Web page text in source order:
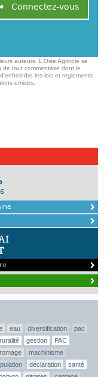
Connectez-vous
auteurs. L'Oise Agricole se
de tout commentaire dont le
les lois et reglements
emises,
eau diversification
pac
ruralité gestion
PAC
machinisme
déclaration
santé